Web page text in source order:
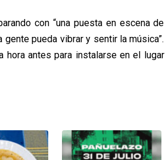
con “una puesta en escena de
pueda vibrar y sentir la música”.
antes para instalarse en el lugar